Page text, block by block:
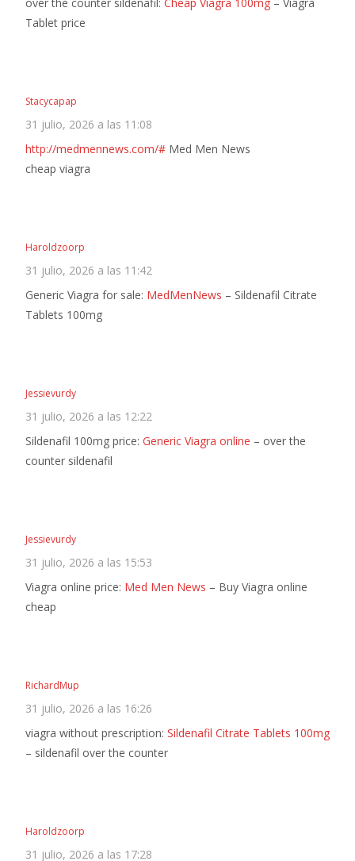
Tablet price
Stacycapap
31 julio, 2026 a las 11:08
http://medmennews.com/# Med Men News
cheap viagra
Haroldzoorp
31 julio, 2026 a las 11:42
Generic Viagra for sale: MedMenNews – Sildenafil Citrate
Tablets 100mg
Jessievurdy
31 julio, 2026 a las 12:22
Sildenafil 100mg price: Generic Viagra online – over the
counter sildenafil
Jessievurdy
31 julio, 2026 a las 15:53
Viagra online price: Med Men News – Buy Viagra online
cheap
RichardMup
31 julio, 2026 a las 16:26
viagra without prescription: Sildenafil Citrate Tablets 100mg
– sildenafil over the counter
Haroldzoorp
31 julio, 2026 a las 17:28